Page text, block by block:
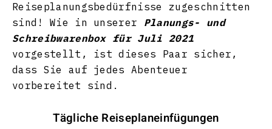
Reiseplanungsbedürfnisse zugeschnitten
sind! Wie in unserer Planungs- und
Schreibwarenbox für Juli 2021
vorgestellt, ist dieses Paar sicher,
dass Sie auf jedes Abenteuer
vorbereitet sind.
Tägliche Reiseplaneinfügungen